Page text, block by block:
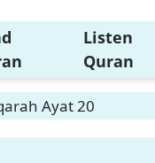
Listen
Quran
Ayat 20